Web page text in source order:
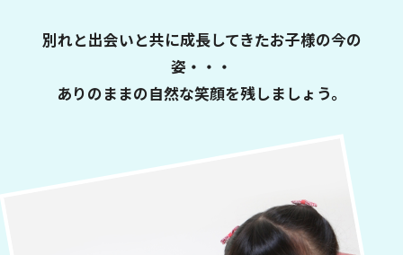
別れと出会いと共に成長してきたお子様の今の
姿・・・
ありのままの自然な笑顔を残しましょう。